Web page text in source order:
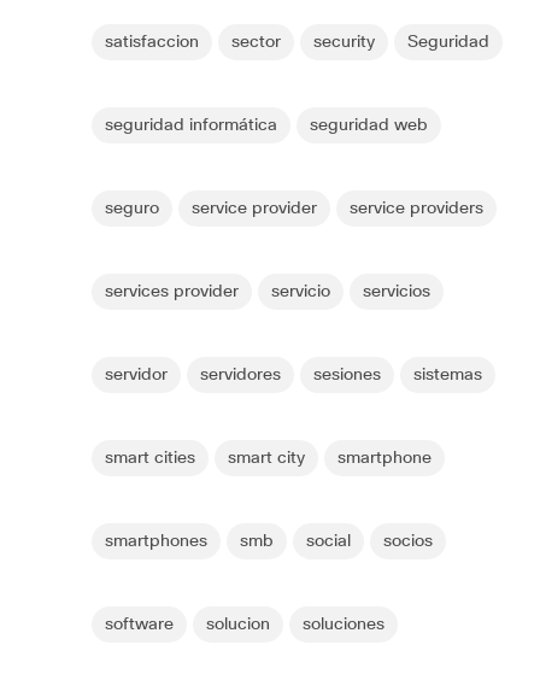
satisfaccion sector security Seguridad
seguridad informática seguridad web
seguro service provider service providers
services provider servicio servicios
servidor servidores sesiones sistemas
smart cities smart city smartphone
smartphones smb social socios
software solucion soluciones